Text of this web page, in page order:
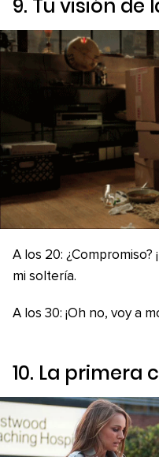
9. Tu visión de
A los 20: ¿Compromiso?
mi soltería.
A los 30: ¡Oh no, voy a
10. La primera